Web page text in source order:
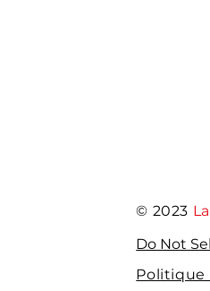
© 2023
Do Not
Politique